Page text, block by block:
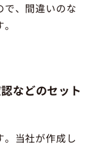
で、間違いのな
などのセット
。当社が作成し